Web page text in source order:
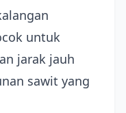
untuk
jarak jauh
sawit yang